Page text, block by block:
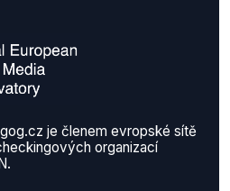
je členem evropské sítě
organizací